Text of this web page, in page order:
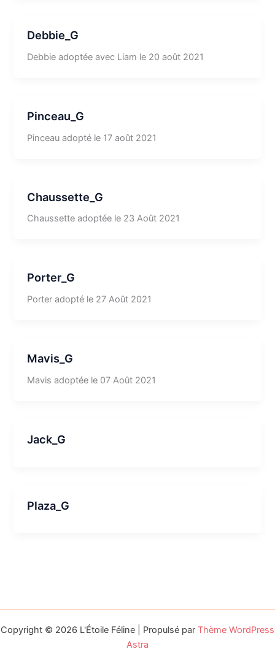
Debbie_G
Debbie adoptée avec Liam le 20 août 2021
Pinceau_G
Pinceau adopté le 17 août 2021
Chaussette_G
Chaussette adoptée le 23 Août 2021
Porter_G
Porter adopté le 27 Août 2021
Mavis_G
Mavis adoptée le 07 Août 2021
Jack_G
Plaza_G
Copyright © 2026 L'Étoile Féline | Propulsé par Thème WordPress
Astra